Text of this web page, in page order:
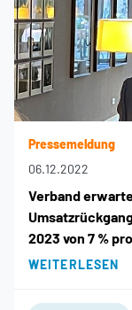
Pressemeldung
06.12.2022
Verband
2023 von 7 %
WEITERLESEN